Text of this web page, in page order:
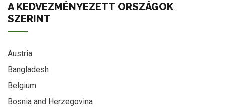
A KEDVEZMÉNYEZETT ORSZÁGOK
SZERINT
Austria
Bangladesh
Belgium
Bosnia and Herzegovina